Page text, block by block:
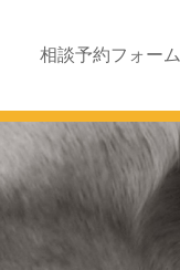
相談予約フォーム